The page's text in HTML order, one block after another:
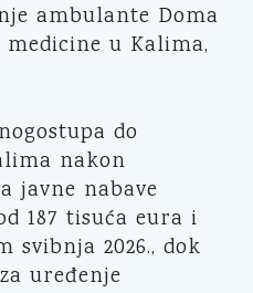
ambulante Doma
u Kalima,
do
nakon
javne nabave
187 tisuća eura i
svibnja 2026., dok
uređenje